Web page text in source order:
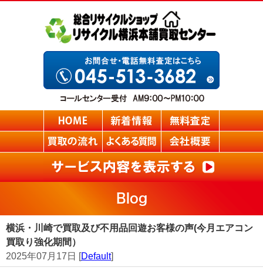
Blog
横浜・川崎で買取及び不用品回遊お客様の声(今月エアコン
買取り強化期間）
2025年07月17日 [Default]